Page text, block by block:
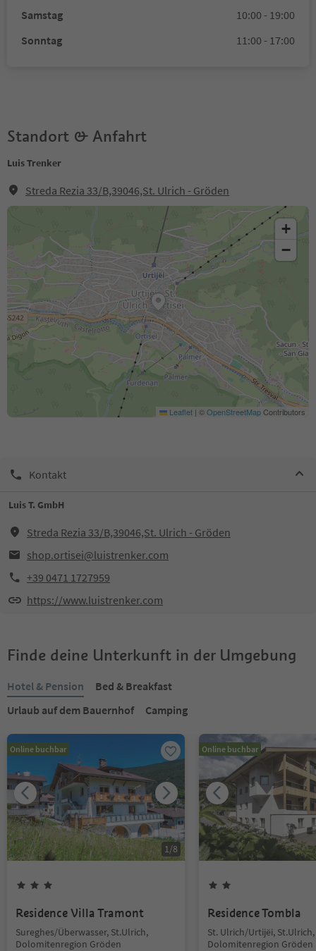
Samstag
10:00 - 19:00
Sonntag
11:00 - 17:00
Standort & Anfahrt
Luis Trenker
Streda Rezia 33/B,39046,St. Ulrich - Gröden
+
−
Leaflet | ©OpenStreetMapContributors
Kontakt
Luis T. GmbH
Streda Rezia 33/B,39046,St. Ulrich - Gröden
shop.ortisei@luistrenker.com
+39 0471 1727959
https://www.luistrenker.com
Finde deine Unterkunft in der Umgebung
Hotel & Pension
Bed & Breakfast
Urlaub auf dem Bauernhof
Camping
Online buchbar
1/8
Residence Villa Tramont
Sureghes/Überwasser, St.Ulrich,
Dolomitenregion Gröden
Online buchbar
Residence Tombla
St. Ulrich/Urtijëi, St.Ulrich,
Dolomitenregion Gröden